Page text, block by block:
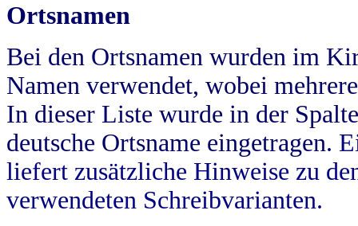
Ortsnamen
Bei den Ortsnamen wurden im
Namen verwendet, wobei
In dieser Liste wurde in der
deutsche Ortsname eingetragen.
liefert zusätzliche Hinweise zu
verwendeten Schreibvarianten.